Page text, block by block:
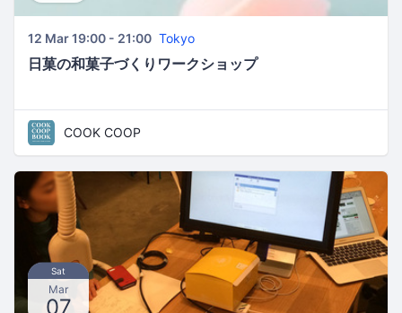
12 Mar 19:00 - 21:00 Tokyo
日菓の和菓子づくりワークショップ
COOK COOP
Sat
Mar
07